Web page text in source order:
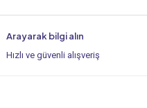
Arayarak bilgi alın
Hızlı ve güvenli alışveriş